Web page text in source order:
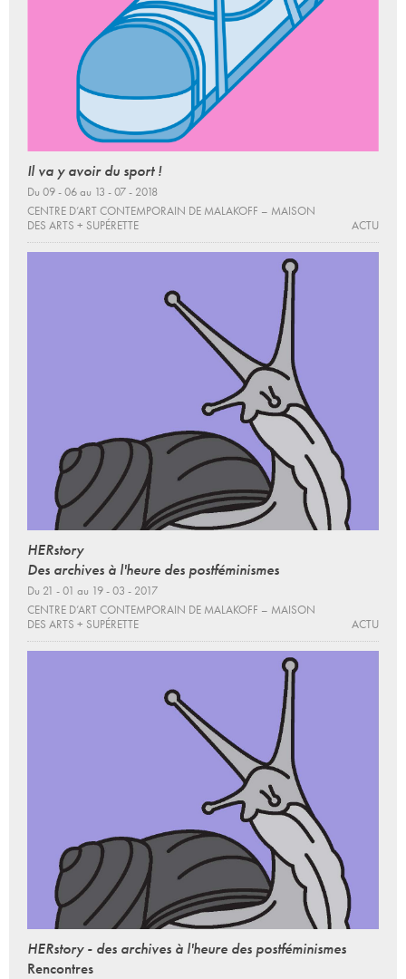
Il va y avoir du sport !
Du 09 - 06 au 13 - 07 - 2018
CENTRE D’ART CONTEMPORAIN DE MALAKOFF – MAISON
DES ARTS + SUPÉRETTE
ACTU
HERstory
Des archives à l'heure des postféminismes
Du 21 - 01 au 19 - 03 - 2017
CENTRE D’ART CONTEMPORAIN DE MALAKOFF – MAISON
DES ARTS + SUPÉRETTE
ACTU
HERstory - des archives à l'heure des postféminismes
Rencontres